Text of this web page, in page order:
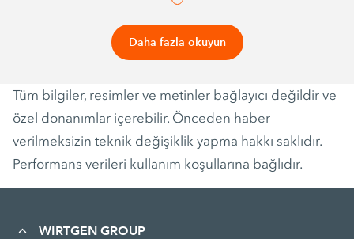
Daha fazla okuyun
Tüm bilgiler, resimler ve metinler bağlayıcı değildir ve
özel donanımlar içerebilir. Önceden haber
verilmeksizin teknik değişiklik yapma hakkı saklıdır.
Performans verileri kullanım koşullarına bağlıdır.
WIRTGEN GROUP